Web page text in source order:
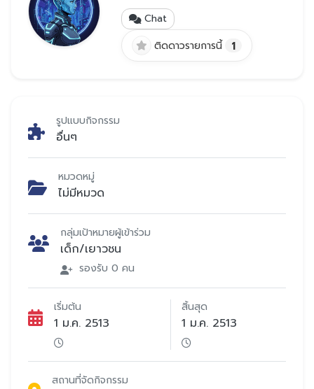
Chat
ติดดาวรายการนี้
1
รูปแบบกิจกรรม
อื่นๆ
หมวดหมู่
ไม่มีหมวด
กลุ่มเป้าหมายผู้เข้าร่วม
เด็ก/เยาวชน
รองรับ 0 คน
เริ่มต้น
1 ม.ค. 2513
สิ้นสุด
1 ม.ค. 2513
สถานที่จัดกิจกรรม